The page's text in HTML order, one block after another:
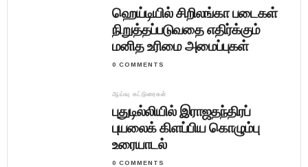
ஹெய்டியில் சிறிலங்கா படைகள்
நிறுத்தப்படுவதை எதிர்க்கும்
மனித உரிமை அமைப்புகள்
0 COMMENTS
ஆய்வு கட்டுரைகள்
புதுடில்லியில் இராஜதந்திரப்
புயலைக் கிளப்பிய கொழும்பு
உரையாடல்
0 COMMENTS